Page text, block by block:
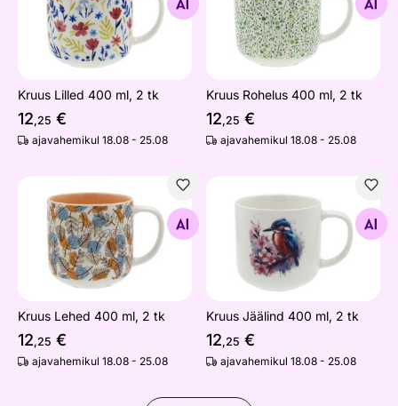
Otsi sarnaseid
Kruus Lilled 400 ml, 2 tk
12,25 €
ajavahemikul 18.08 - 25.08
Otsi sarnaseid
Kruus Rohelus 400 ml, 2 tk
12,25 €
ajavahemikul 18.08 - 25.08
Kruus Lehed 400 ml, 2 tk
Otsi sarnaseid
Kruus Lehed 400 ml, 2 tk
12,25 €
ajavahemikul 18.08 - 25.08
Kruus Jäälind 400 ml, 2 tk
Otsi sarnaseid
Kruus Jäälind 400 ml, 2 tk
12,25 €
ajavahemikul 18.08 - 25.08